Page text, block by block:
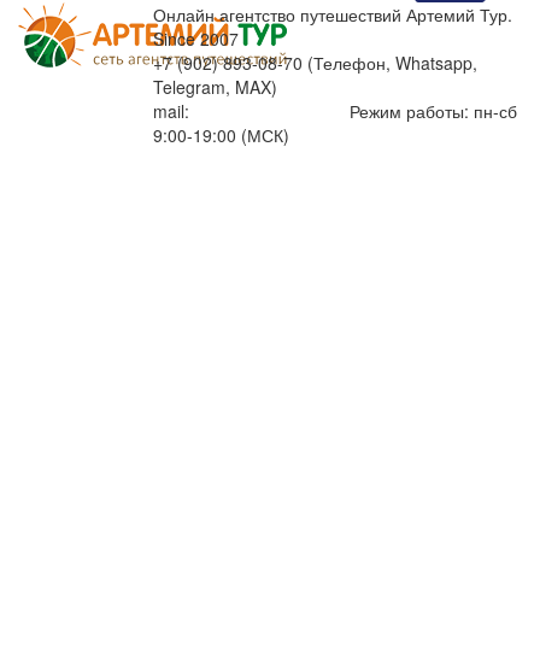
Онлайн агентство путешествий Артемий Тур.
Since 2007
+7 (902) 893-08-70 (Телефон, Whatsapp,
Telegram, MAX)
mail:
Режим работы: пн-сб
9:00-19:00 (МСК)